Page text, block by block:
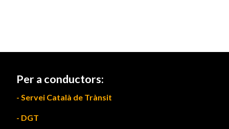
Per a conductors:
- Servei Català de Trànsit
- DGT